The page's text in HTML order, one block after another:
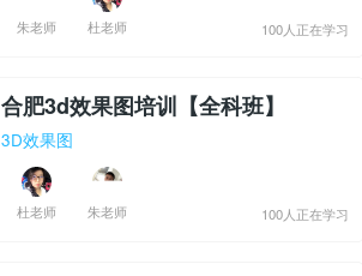
朱老师 杜老师 100人正在学习
合肥3d效果图培训【全科班】
3D效果图
杜老师 朱老师 100人正在学习